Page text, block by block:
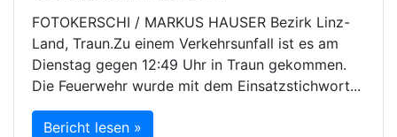
FOTOKERSCHI / MARKUS HAUSER Bezirk Linz-
Land, Traun.Zu einem Verkehrsunfall ist es am
Dienstag gegen 12:49 Uhr in Traun gekommen.
Die Feuerwehr wurde mit dem Einsatzstichwort...
Bericht lesen »